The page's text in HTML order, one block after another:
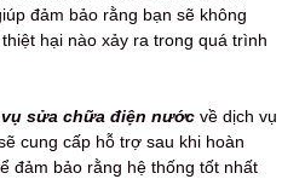
đảm bảo rằng bạn sẽ không
hại nào xảy ra trong quá trình
sửa chữa điện nước về dịch vụ
cung cấp hỗ trợ sau khi hoàn
đảm bảo rằng hệ thống tốt nhất